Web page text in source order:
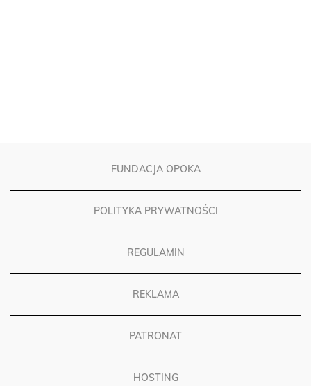
FUNDACJA OPOKA
POLITYKA PRYWATNOŚCI
REGULAMIN
REKLAMA
PATRONAT
HOSTING